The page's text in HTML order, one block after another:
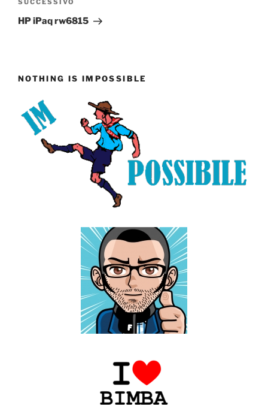
Articolo
successivo
SUCCESSIVO
HP iPaq rw6815
NOTHING IS IMPOSSIBLE